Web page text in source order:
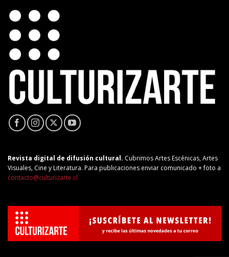
Revista digital de difusión cultural. Cubrimos Artes Escénicas, Artes
Visuales, Cine y Literatura. Para publicaciones enviar comunicado + foto a
contacto@culturizarte.cl